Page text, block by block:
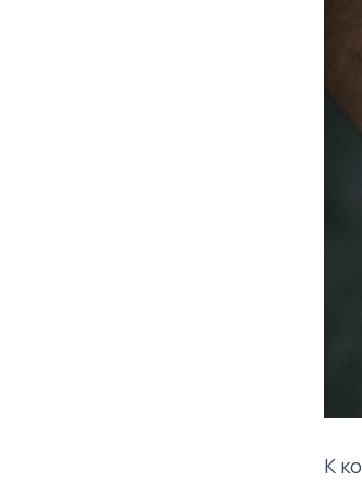
К